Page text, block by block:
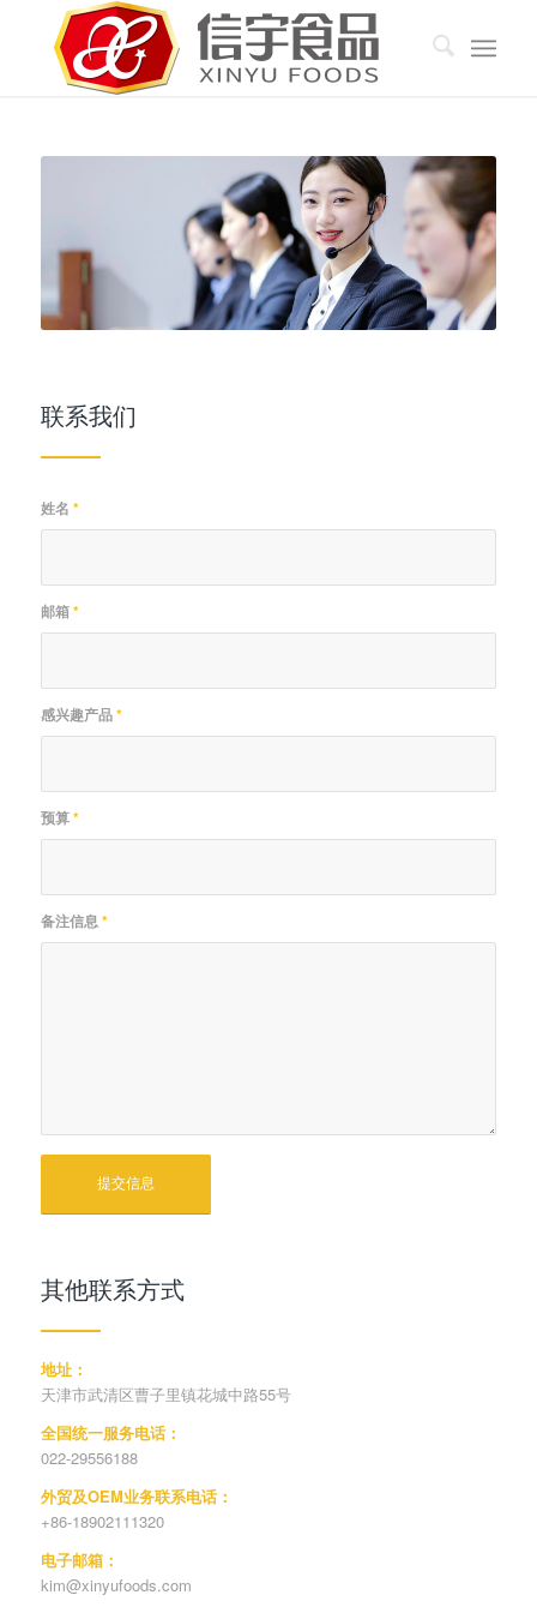
联系我们
姓名 *
邮箱*
感兴趣产品*
预算*
备注信息*
其他联系方式
地址：
天津市武清区曹子里镇花城中路55号
全国统一服务电话：
022-29556188
外贸及OEM业务联系电话：
+86-18902111320
电子邮箱：
kim@xinyufoods.com